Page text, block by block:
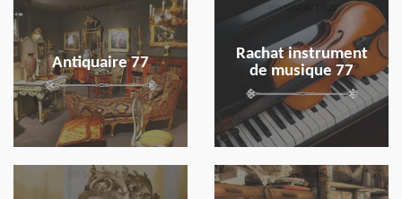
Antiquaire 77
en savoir plus
Rachat instrument
de musique 77
en savoir plus
en savoir plus en savoir plus